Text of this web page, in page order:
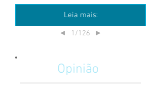
Leia mais:
◄ 1/126 ►
Opinião